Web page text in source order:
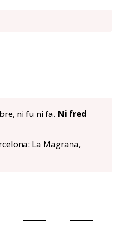
ni fu ni fa. Ni fred
La Magrana,